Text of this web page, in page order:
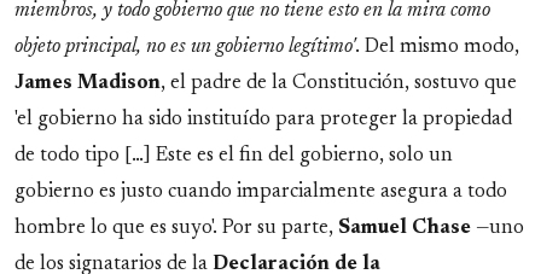
miembros, y todo gobierno que no tiene esto en la mira como
objeto principal, no es un gobierno legítimo'. Del mismo modo,
James Madison, el padre de la Constitución, sostuvo que
'el gobierno ha sido instituído para proteger la propiedad
de todo tipo […] Este es el fin del gobierno, solo un
gobierno es justo cuando imparcialmente asegura a todo
hombre lo que es suyo'. Por su parte, Samuel Chase —uno
de los signatarios de la Declaración de la